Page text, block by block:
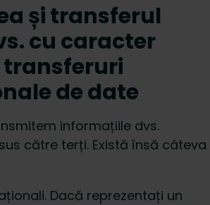
și transferul
cu caracter
de date
informațiile dvs.
către terți. Există însă câteva
Dacă reprezentați un